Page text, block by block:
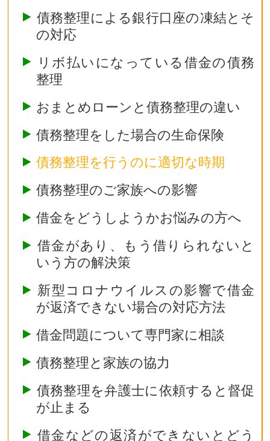
債務整理による銀行口座の凍結とそ
の対応
リボ払いになっている借金の債務
整理
おまとめローンと債務整理の違い
債務整理をした場合の生命保険
債務整理を行うのに適切な時期
債務整理のご家族への影響
借金をどうしようかお悩みの方へ
借金があり、もう借りられないと
いう方の解決策
新型コロナウイルスの影響で借金
が返済できない場合の対応方法
借金問題について専門家に相談
債務整理と家族の協力
債務整理を弁護士に依頼すると督促
が止まる
借金などの返済ができないとどう